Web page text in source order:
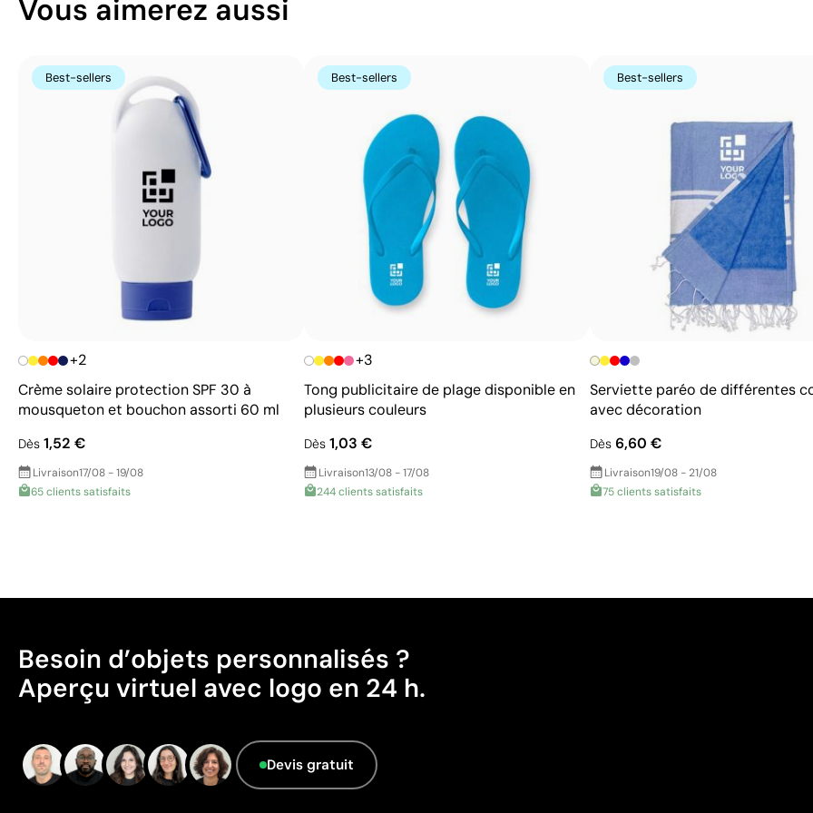
Permet l’impression sur surfaces incurvées et
irrégulières
Bonne définition des textes et logos
Prix compétitifs pour les grandes quantités
Vous aimerez aussi
Best-sellers
+2
Crème solaire protection SPF 30 à
mousqueton et bouchon assorti 60 ml
Dès 1,52 €
Livraison17/08 - 19/08
65 clients satisfaits
Best-sellers
+3
Tong publicitaire de plage disponible en
plusieurs couleurs
Dès1,03 €
Livraison13/08 - 17/08
244 clients satisfaits
Best-sellers
Serviette paréo de différentes
avec décoration
Dès6,60 €
Livraison19/08 - 21/08
75 clients satisfaits
Besoin d’objets personnalisés ?
Aperçu virtuel avec logo en 24 h.
Devis gratuit